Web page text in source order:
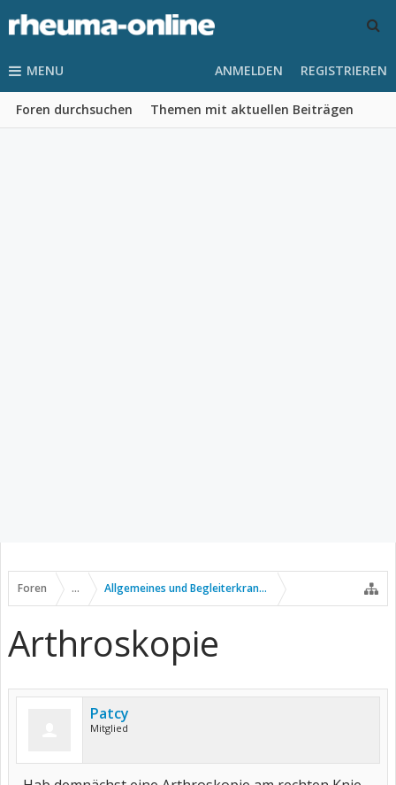
MENU
Foren durchsuchen Themen mit aktuellen Beiträgen
ANMELDEN REGISTRIEREN
Foren ... Allgemeines und Begleiterkrankungen
Arthroskopie
Patcy
Mitglied